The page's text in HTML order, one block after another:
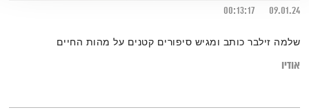
09.01.24
00:13:17
שלמה זילבר כותב ומגיש סיפורים קטנים על מהות החיים
אודיו